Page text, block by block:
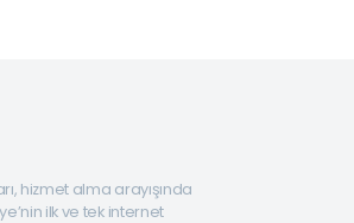
hizmet alma arayışında
ilk ve tek internet